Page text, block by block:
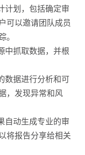
计划，包括确定审
可以邀请团队成员
。
中抓取数据，并根
数据进行分析和可
，发现异常和风
自动生成专业的审
将报告分享给相关